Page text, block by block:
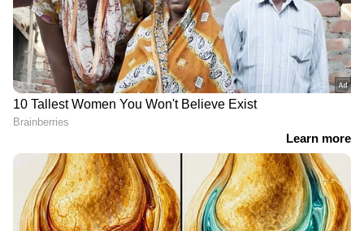
DOWNLOAD APP
RECOMMENDED STORIES